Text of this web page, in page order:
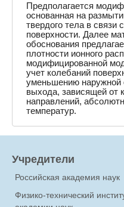
Предполагается
основанная на
твердого тела в
поверхности. Далее
обоснования
плотности ионного
модифицированной
учет колебаний
уменьшению
выхода, зависящей от
направлений,
температур.
Учредители
Российская академия наук
Физико-технический